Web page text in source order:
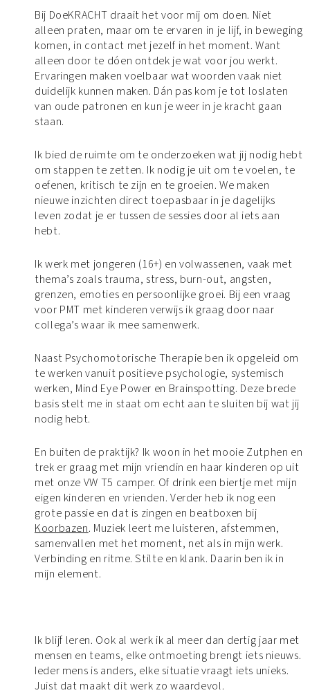
Bij DoeKRACHT draait het voor mij om doen. Niet
alleen praten, maar om te ervaren in je lijf, in beweging
komen, in contact met jezelf in het moment. Want
alleen door te dóen ontdek je wat voor jou werkt.
Ervaringen maken voelbaar wat woorden vaak niet
duidelijk kunnen maken. Dán pas kom je tot loslaten
van oude patronen en kun je weer in je kracht gaan
staan.
Ik bied de ruimte om te onderzoeken wat jij nodig hebt
om stappen te zetten. Ik nodig je uit om te voelen, te
oefenen, kritisch te zijn en te groeien. We maken
nieuwe inzichten direct toepasbaar in je dagelijks
leven zodat je er tussen de sessies door al iets aan
hebt.
Ik werk met jongeren (16+) en volwassenen, vaak met
thema’s zoals trauma, stress, burn-out, angsten,
grenzen, emoties en persoonlijke groei. Bij een vraag
voor PMT met kinderen verwijs ik graag door naar
collega’s waar ik mee samenwerk.
Naast Psychomotorische Therapie ben ik opgeleid om
te werken vanuit positieve psychologie, systemisch
werken, Mind Eye Power en Brainspotting. Deze brede
basis stelt me in staat om echt aan te sluiten bij wat jij
nodig hebt.
En buiten de praktijk? Ik woon in het mooie Zutphen en
trek er graag met mijn vriendin en haar kinderen op uit
met onze VW T5 camper. Of drink een biertje met mijn
eigen kinderen en vrienden. Verder heb ik nog een
grote passie en dat is zingen en beatboxen bij
Koorbazen. Muziek leert me luisteren, afstemmen,
samenvallen met het moment, net als in mijn werk.
Verbinding en ritme. Stilte en klank. Daarin ben ik in
mijn element.
Ik blijf leren. Ook al werk ik al meer dan dertig jaar met
mensen en teams, elke ontmoeting brengt iets nieuws.
Ieder mens is anders, elke situatie vraagt iets unieks.
Juist dat maakt dit werk zo waardevol.